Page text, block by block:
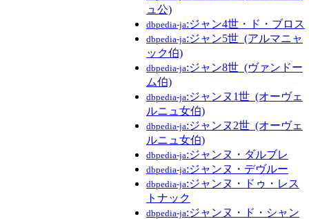
ュ公)
dbpedia-ja:ジャン4世・ド・ブロス
dbpedia-ja:ジャン5世_(アルマニャ
ック伯)
dbpedia-ja:ジャン8世_(ヴァンドー
ム伯)
dbpedia-ja:ジャンヌ1世_(オーヴェ
ルニュ女伯)
dbpedia-ja:ジャンヌ2世_(オーヴェ
ルニュ女伯)
dbpedia-ja:ジャンヌ・ダルブレ
dbpedia-ja:ジャンヌ・デヴルー
dbpedia-ja:ジャンヌ・ドゥ・レス
トナック
dbpedia-ja:ジャンヌ・ド・シャン